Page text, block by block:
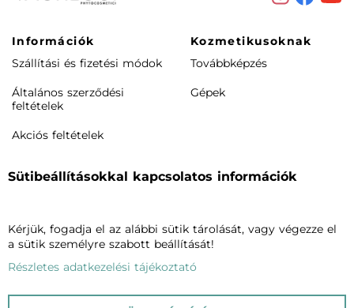
Információk
Szállítási és fizetési módok
Általános szerződési
feltételek
Akciós feltételek
visszaküldés
Kozmetikusoknak
Továbbképzés
Gépek
Arcápolás
Testápolás
Phytomake-up
Vagheggiről
Szalonkereső
Blog
Sütibeállításokkal kapcsolatos információk
Kérjük, fogadja el az alábbi sütik tárolását, vagy végezze el
a sütik személyre szabott beállítását!
Részletes adatkezelési tájékoztató